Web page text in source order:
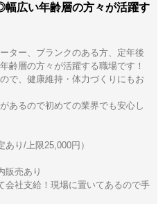
広い年齢層の方々が活躍す
ター、ブランクのある方、定年後
齢層の方々が活躍する職場です！
で、健康維持・体力づくりにもお
あるので初めての業界でも安心し
り/上限25,000円）
販売あり
会社支給！現場に置いてあるので手